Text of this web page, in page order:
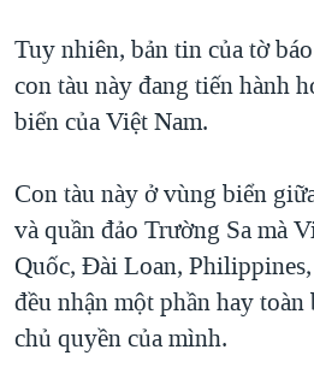
VĂN HOÁ
THỂ THAO
GROUND ZERO – XƯA VÀ NAY
CHI PHÍ CHIẾN TRANH
THƯỢNG ĐỈNH TRUMP-KIM TẠI
TRỊNH VĨNH BÌNH VS. CHÍNH
NGƯ DÂN VIỆT VÀ LÀN SÓNG
BÊN KIA QUỐC LỘ: TIẾNG
Ngôn ngữ khác
Tuy nhiên, bản tin của tờ
con tàu này đang tiến hành
biển của Việt Nam.
Con tàu này ở vùng biển
và quần đảo Trường Sa mà
Quốc, Đài Loan,
đều nhận một phần hay
chủ quyền của mình.